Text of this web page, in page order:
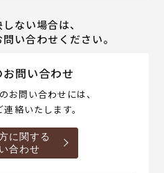
ない場合は、
い合わせください。
問い合わせ
お問い合わせには、
絡いたします。
に関する
合わせ